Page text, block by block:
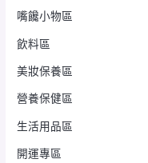
嘴饞小物區
飲料區
美妝保養區
營養保健區
生活用品區
開運專區